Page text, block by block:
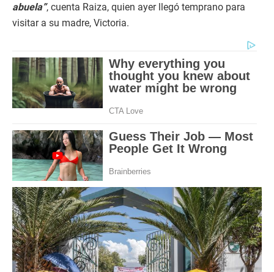
abuela”, cuenta Raiza, quien ayer llegó temprano para
visitar a su madre, Victoria.